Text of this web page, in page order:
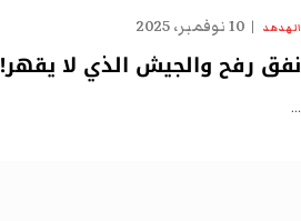
الهدهد 10 نوفمبر، 2025
نفق رفح والجيش الذي لا يقهر!
…